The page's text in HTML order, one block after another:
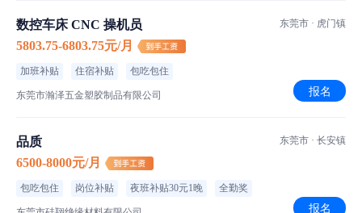
数控车床 CNC 操机员
5803.75-6803.75元/月
加班补贴 住宿补贴 包吃包住
东莞市瀚泽五金塑胶制品有限公司
东莞市 · 虎门镇
报名
品质
6500-8000元/月
包吃包住 岗位补贴 夜班补贴30元1晚 全勤奖
东莞市 · 长安镇
报名